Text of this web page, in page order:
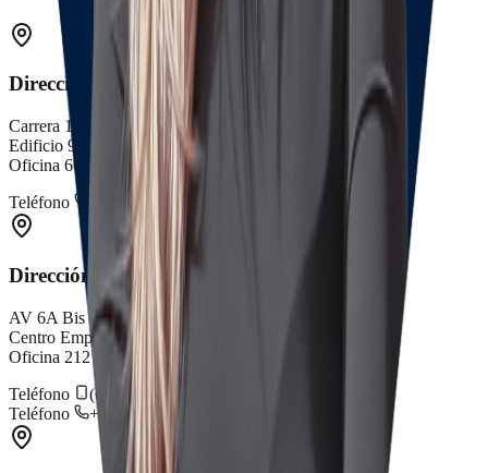
Dirección Bogotá
Carrera 14 # 94 - 44 Torre B.
Edificio 94 - 44 PH
Oficina 601
Teléfono
+57 317 3795688
Dirección Cali
AV 6A Bis # 35N - 100
Centro Empresarial Chipichape
Oficina 212
Teléfono
(602) 659 4075
Teléfono
+57 315 5776200